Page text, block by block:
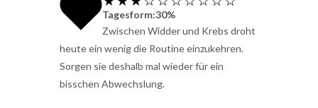
Tagesform:30%
Zwischen Widder und Krebs droht
heute ein wenig die Routine einzukehren.
Sorgen sie deshalb mal wieder für ein
bisschen Abwechslung.